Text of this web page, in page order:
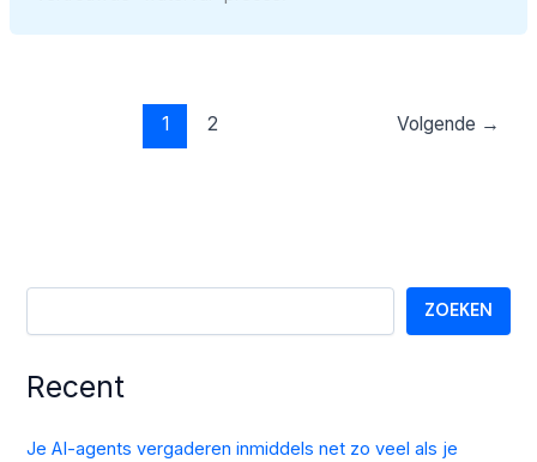
1 2 Volgende →
ZOEKEN
Recent
Je AI-agents vergaderen inmiddels net zo veel als je